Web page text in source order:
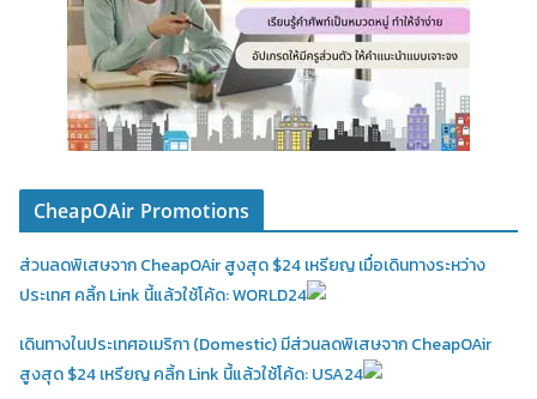
CheapOAir Promotions
ส่วนลดพิเสษจาก CheapOAir สูงสุด $24 เหรียญ เมื่อเดินทางระหว่าง
ประเทศ คลิ้ก Link นี้แล้วใช้โค้ด: WORLD24
เดินทางในประเทศอเมริกา (Domestic)มีส่วนลดพิเสษจาก CheapOAir
สูงสุด $24 เหรียญ คลิ้ก Link นี้แล้วใช้โค้ด: USA24